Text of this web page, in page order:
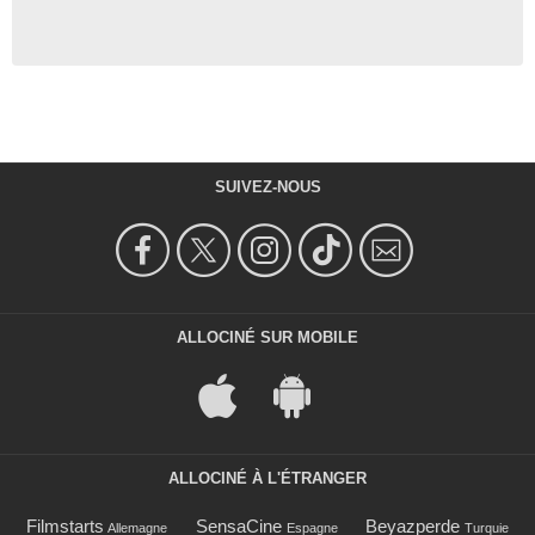
SUIVEZ-NOUS
ALLOCINÉ SUR MOBILE
ALLOCINÉ À L'ÉTRANGER
Filmstarts Allemagne SensaCine Espagne Beyazperde Turquie